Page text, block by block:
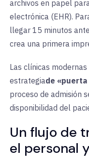
archivos en papel
electrónica (EHR).
llegar 15 minutos
crea una primera
Las clínicas
estrategiade
proceso de admisión
disponibilidad del
Un flujo de
el personal